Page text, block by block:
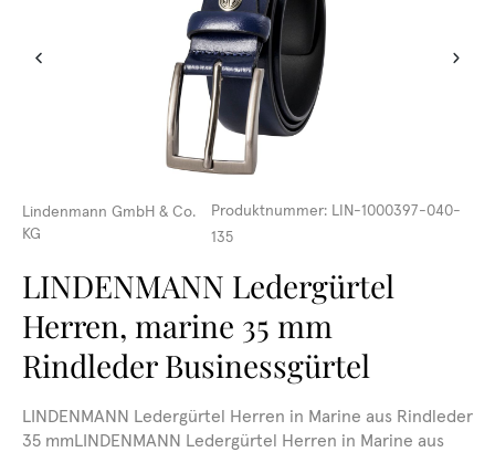
Lindenmann GmbH & Co.
KG
Produktnummer: LIN-1000397-040-
135
LINDENMANN Ledergürtel
Herren, marine 35 mm
Rindleder Businessgürtel
LINDENMANN Ledergürtel Herren in Marine aus Rindleder
35 mmLINDENMANN Ledergürtel Herren in Marine aus